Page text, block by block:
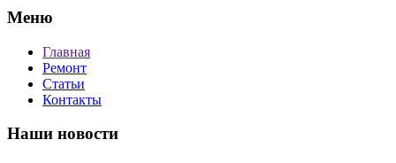
Меню
Главная
Ремонт
Статьи
Контакты
Наши новости